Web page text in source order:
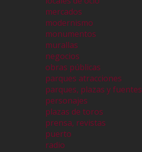
mercados
modernismo
monumentos
murallas
negocios
obras públicas
parques atracciones
parques, plazas y fuentes
personajes
plazas de toros
prensa, revistas
puerto
radio